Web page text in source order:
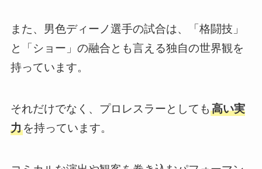
また、男色ディーノ選手の試合は、「格闘技」
と「ショー」の融合とも言える独自の世界観を
持っています。
それだけでなく、プロレスラーとしても 高い実
力を持っています。